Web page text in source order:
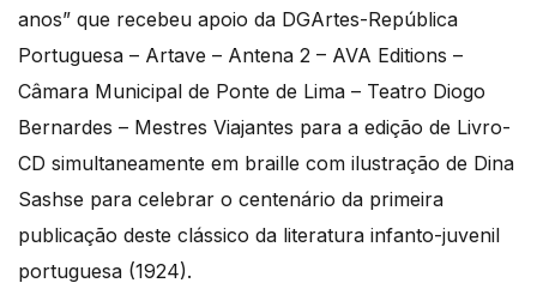
anos” que recebeu apoio da DGArtes-República
Portuguesa – Artave – Antena 2 – AVA Editions –
Câmara Municipal de Ponte de Lima – Teatro Diogo
Bernardes – Mestres Viajantes para a edição de Livro-
CD simultaneamente em braille com ilustração de Dina
Sashse para celebrar o centenário da primeira
publicação deste clássico da literatura infanto-juvenil
portuguesa (1924).